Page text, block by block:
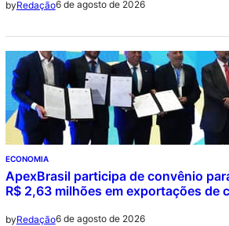
byRedação6 de agosto de 2026
ECONOMIA
ApexBrasil participa de convênio
R$ 2,63 milhões em exportações de
byRedação6 de agosto de 2026